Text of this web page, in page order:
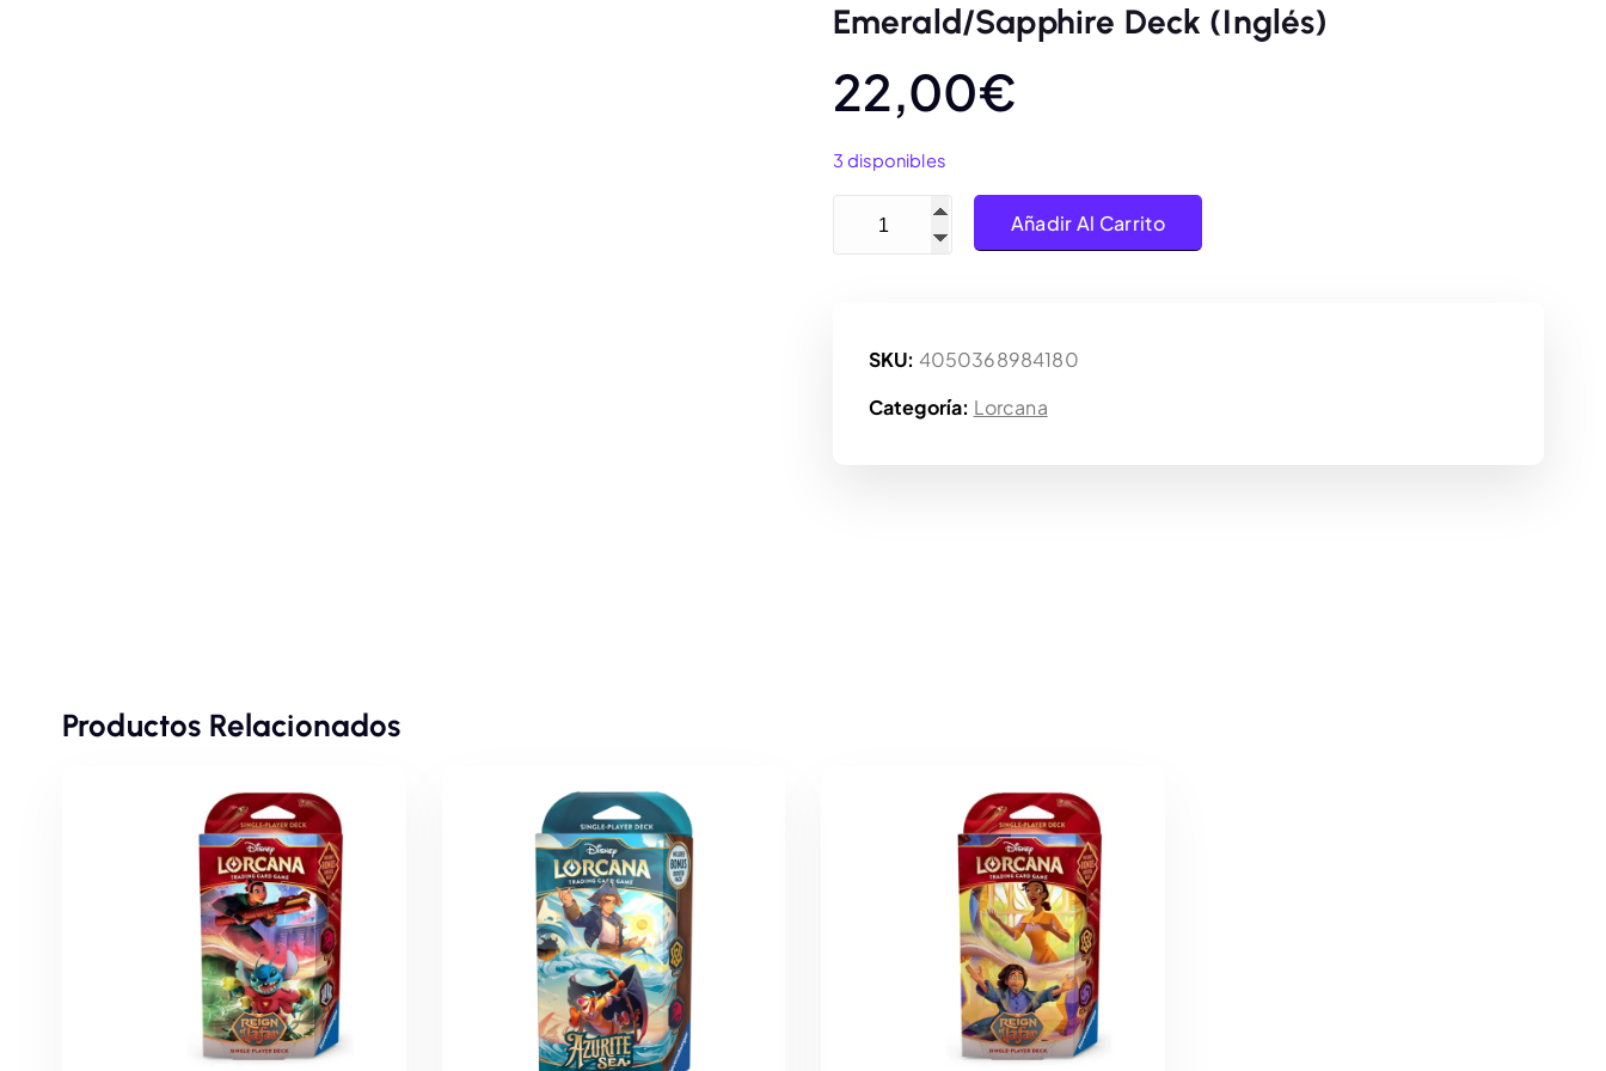
Emerald/Sapphire Deck (Inglés)
22,00€
3 disponibles
Disney Lorcana Azurite Sea Single Player Emerald/Sapphire Deck (Inglés) cantidad
Añadir Al Carrito
SKU: 4050368984180
Categoría: Lorcana
Productos Relacionados